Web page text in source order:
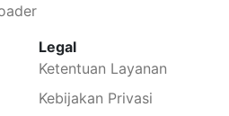
Legal
Ketentuan Layanan
Kebijakan Privasi